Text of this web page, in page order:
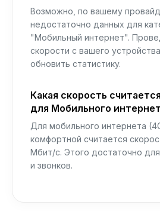
Возможно, по вашему
недостаточно данных для
"Мобильный интернет".
скорости с вашего
обновить статистику.
Какая скорость
для Мобильного
Для мобильного интернета
комфортной считается
Мбит/с. Этого достаточно
и звонков.